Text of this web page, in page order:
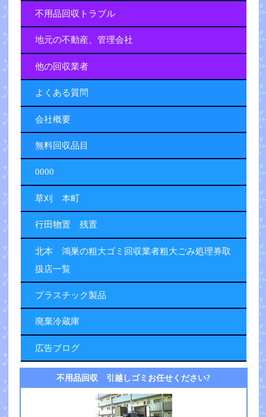
不用品回収トラブル
地元の不動産、管理会社
他の回収業者
よくある質問
会社概要
無料回収品目
0000
草刈 本町
行田物置 残置
北本 鴻巣の粗大ゴミ回収業者粗大ごみ処理券取
扱店一覧
プラスチック製品
廃棄冷蔵庫
広告ブログ
不用品回収 引越しゴミお任せください?